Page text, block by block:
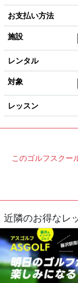
お支払い方法
施設
レンタル
対象
レッスン
このゴルフスクー
近隣のお得なレ